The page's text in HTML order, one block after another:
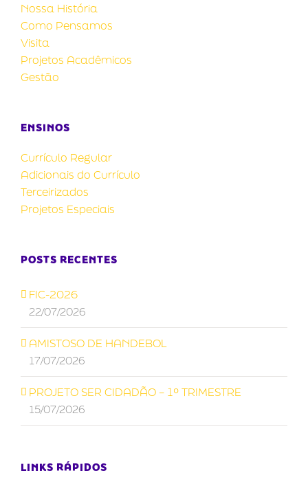
Nossa História
Como Pensamos
Visita
Projetos Acadêmicos
Gestão
ENSINOS
Currículo Regular
Adicionais do Currículo
Terceirizados
Projetos Especiais
POSTS RECENTES
FIC-2026
22/07/2026
AMISTOSO DE HANDEBOL
17/07/2026
PROJETO SER CIDADÃO – 1º TRIMESTRE
15/07/2026
LINKS RÁPIDOS